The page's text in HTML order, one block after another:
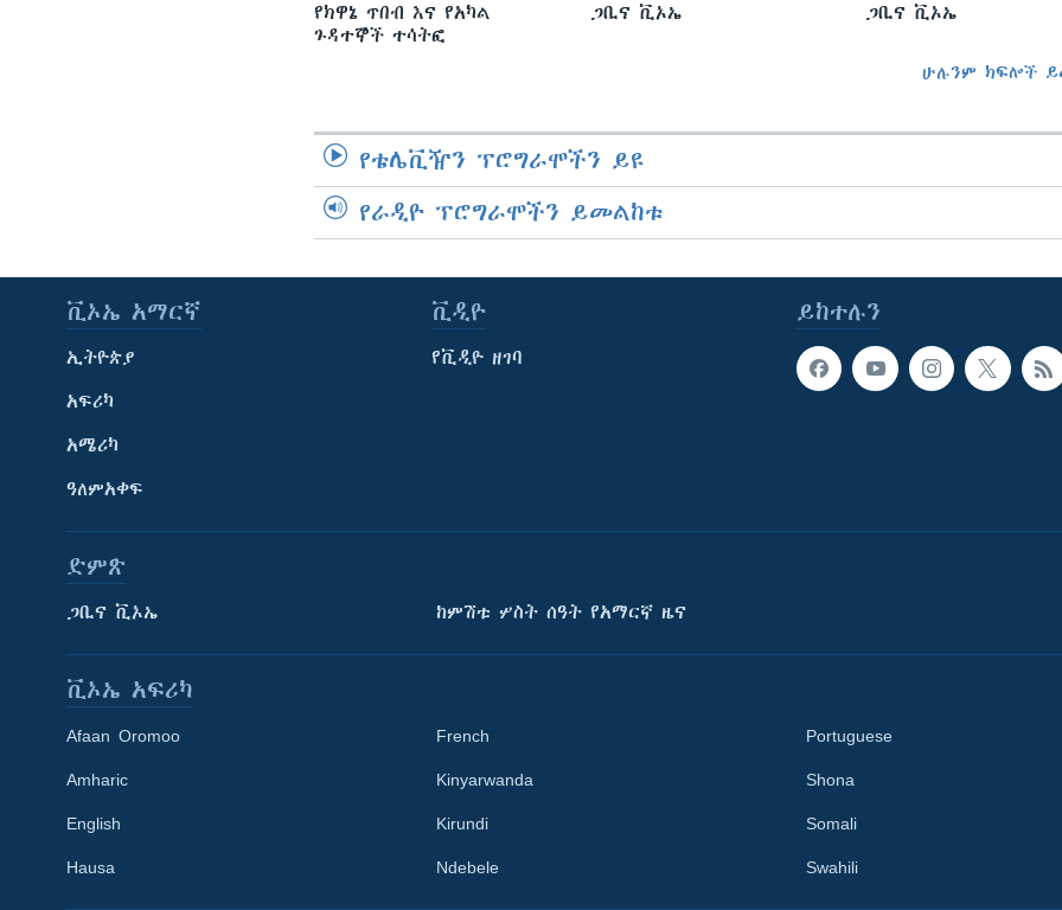
Learning English
የክዋኔ ጥበብ እና የአካል
ጉዳተኞች ተሳትፎ
ጋቢና ቪኦኤ ጋቢና ቪኦኤ
ሁሉንም ክፍሎች
የቴሌቪዥን ፕሮግራሞችን ይዩ
የራዲዮ ፕሮግራሞችን ይመልከቱ
ይከተሉን
ቪኦኤ አማርኛ
ኢትዮጵያ
አፍሪካ
አሜሪካ
ዓለምአቀፍ
ቪዲዮ
የቪዲዮ ዘገባ
ድምጽ
ጋቢና ቪኦኤ ከምሽቱ ሦስት ሰዓት የአማርኛ ዜና
ቪኦኤ አፍሪካ
Afaan Oromoo
Amharic
English
Hausa
French
Kinyarwanda
Kirundi
Ndebele
Portuguese
Shona
Somali
Swahili